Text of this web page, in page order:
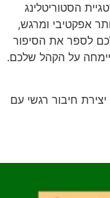
הסטוריטלינג
אפקטיבי ומרגש,
לספר את הסיפור
על הקהל שלכם.